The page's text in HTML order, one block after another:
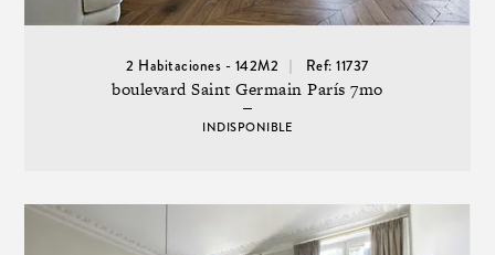
2 Habitaciones - 142M2 Ref: 11737
boulevard Saint Germain París 7mo
INDISPONIBLE